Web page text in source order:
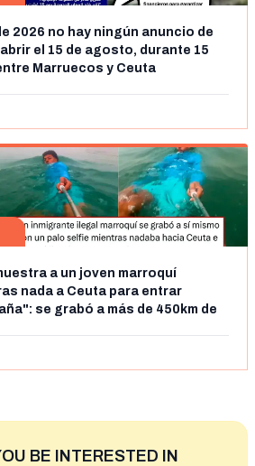
2026 no hay ningún anuncio de
el 15 de agosto, durante 15
Marruecos y Ceuta
a un joven marroquí
nada a Ceuta para entrar
se grabó a más de 450km de
BE INTERESTED IN